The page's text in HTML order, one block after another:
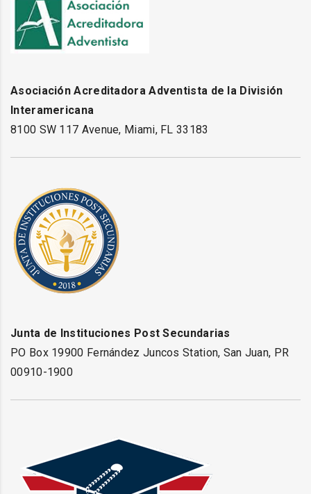
Asociación Acreditadora Adventista de la División
Interamericana
8100 SW 117 Avenue, Miami, FL 33183
Junta de Instituciones Post Secundarias
PO Box 19900 Fernández Juncos Station, San Juan, PR
00910-1900